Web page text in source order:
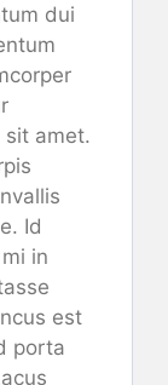
dui
sit amet.
Id
in
est
porta